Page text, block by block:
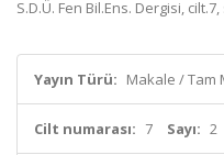
S.D.Ü. Fen Bil.Ens. Dergisi,
Yayın Türü: Makale / Tam
Cilt numarası: 7 Sayı: 2